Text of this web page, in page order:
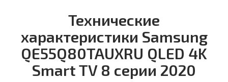
Технические
характеристики Samsung
QE55Q80TAUXRU QLED 4K
Smart TV 8 серии 2020